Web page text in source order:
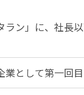
ン」に、社長
として第一回